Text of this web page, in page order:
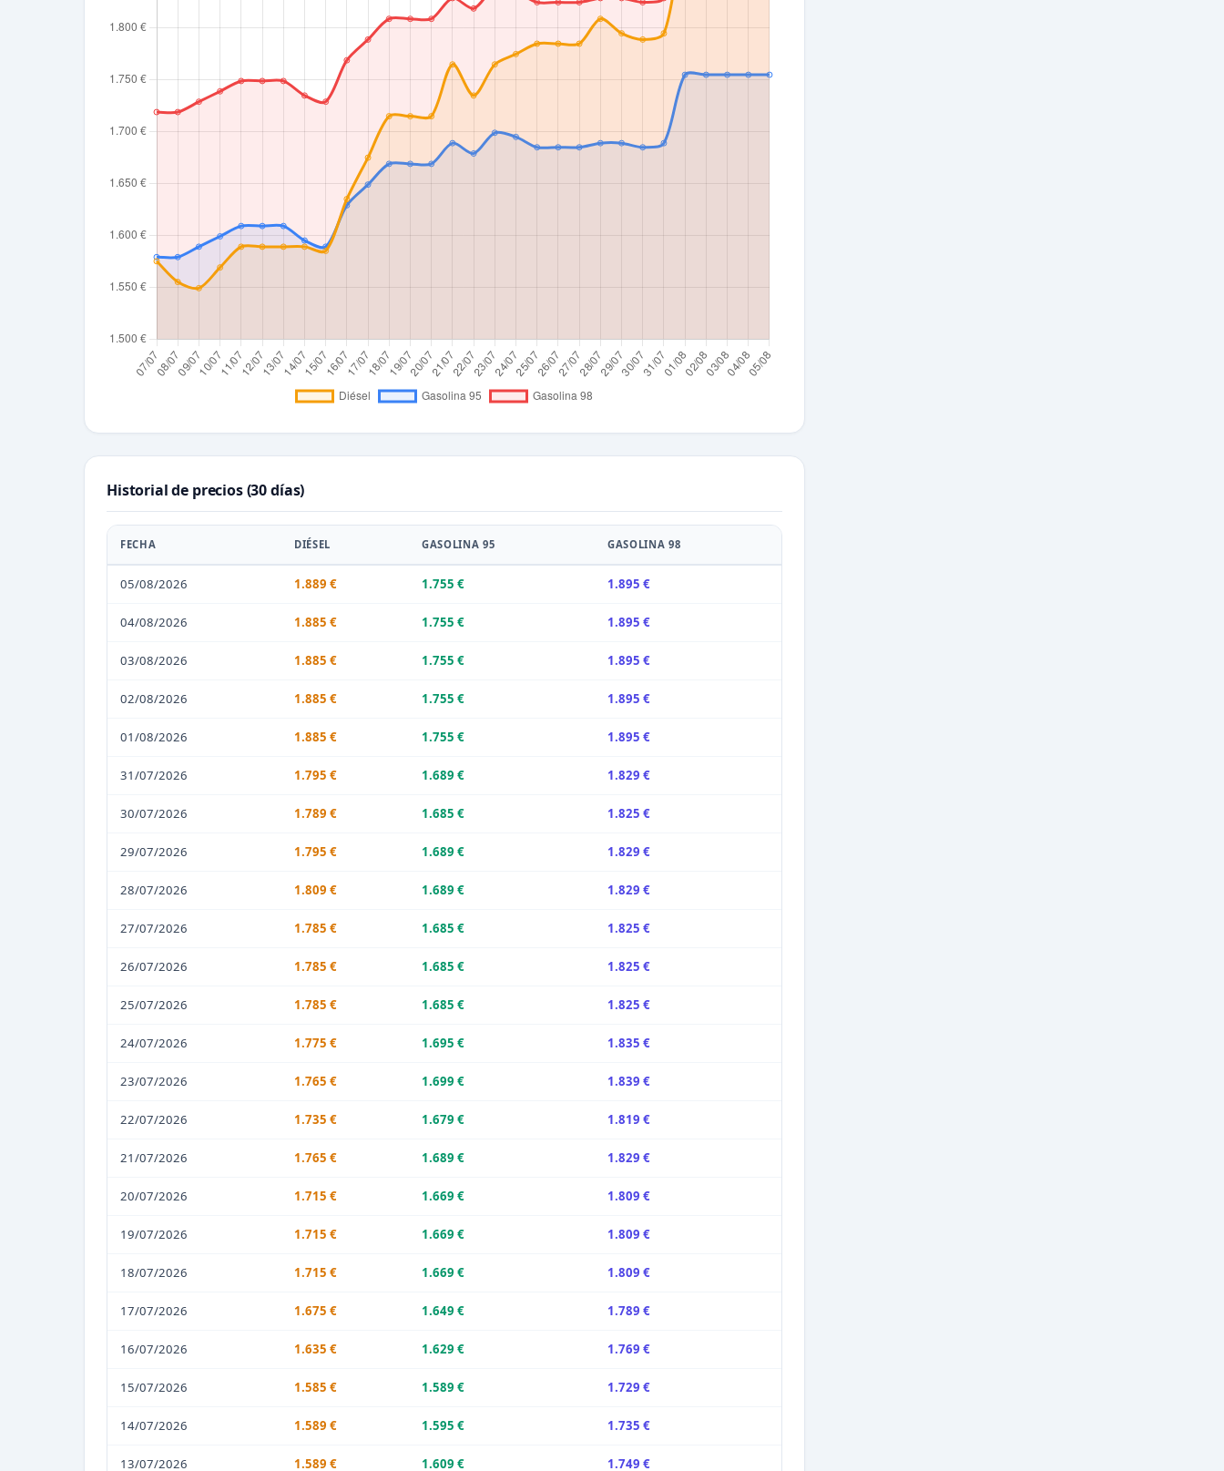
Historial de precios (30 días)
FECHA DIÉSEL GASOLINA 95 GASOLINA 98
05/08/2026 1.889 € 1.755 € 1.895 €
04/08/2026 1.885 € 1.755 € 1.895 €
03/08/2026 1.885 € 1.755 € 1.895 €
02/08/2026 1.885 € 1.755 € 1.895 €
01/08/2026 1.885 € 1.755 € 1.895 €
31/07/2026 1.795 € 1.689 € 1.829 €
30/07/2026 1.789 € 1.685 € 1.825 €
29/07/2026 1.795 € 1.689 € 1.829 €
28/07/2026 1.809 € 1.689 € 1.829 €
27/07/2026 1.785 € 1.685 € 1.825 €
26/07/2026 1.785 € 1.685 € 1.825 €
25/07/2026 1.785 € 1.685 € 1.825 €
24/07/2026 1.775 € 1.695 € 1.835 €
23/07/2026 1.765 € 1.699 € 1.839 €
22/07/2026 1.735 € 1.679 € 1.819 €
21/07/2026 1.765 € 1.689 € 1.829 €
20/07/2026 1.715 € 1.669 € 1.809 €
19/07/2026 1.715 € 1.669 € 1.809 €
18/07/2026 1.715 € 1.669 € 1.809 €
17/07/2026 1.675 € 1.649 € 1.789 €
16/07/2026 1.635 € 1.629 € 1.769 €
15/07/2026 1.585 € 1.589 € 1.729 €
14/07/2026 1.589 € 1.595 € 1.735 €
13/07/2026 1.589 € 1.609 € 1.749 €